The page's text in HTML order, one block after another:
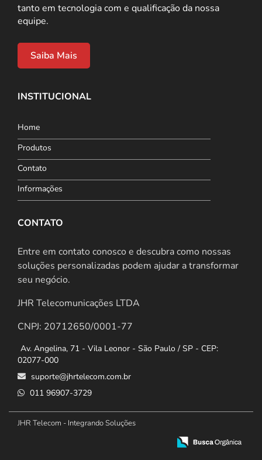
tanto em tecnologia com e qualificação da nossa
equipe.
Saiba Mais
INSTITUCIONAL
Home
Produtos
Contato
Informações
CONTATO
Entre em contato conosco e descubra como nossas
soluções personalizadas podem ajudar a transformar
seu negócio.
JHR Telecomunicações LTDA
CNPJ: 20712650/0001-77
Av. Angelina, 71 - Vila Leonor - São Paulo / SP - CEP:
02077-000
suporte@jhrtelecom.com.br
011 96907-3729
JHR Telecom - Integrando Soluções